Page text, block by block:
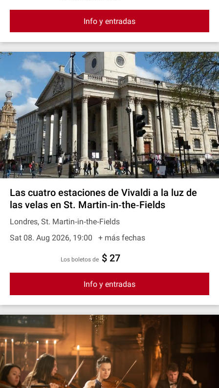
Info y entradas
Las cuatro estaciones de Vivaldi a la luz de
las velas en St. Martin‐in‐the‐Fields
Londres, St. Martin‐in‐the‐Fields
Sat 08. Aug 2026, 19:00
+ más fechas
Los boletos de $ 27
Info y entradas